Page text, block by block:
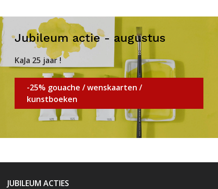
Jubileum actie - augustus
KaJa 25 jaar !
-25% gouache / wenskaarten /
kunstboeken
JUBILEUM ACTIES